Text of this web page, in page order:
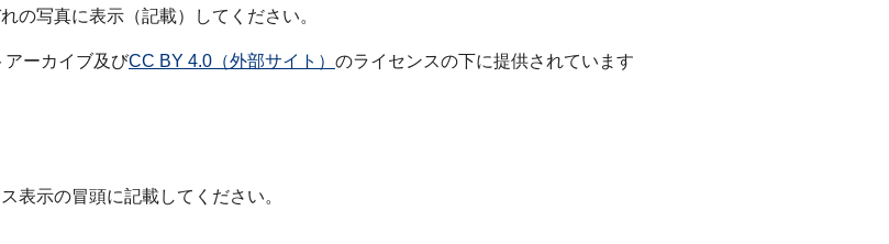
の写真に表示（記載）してください。
アーカイブ及びCC BY 4.0（外部サイト） のライセンスの下に提供されています
表示の冒頭に記載してください。